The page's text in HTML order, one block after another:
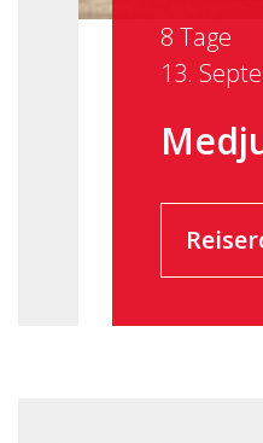
8 Tage
13.